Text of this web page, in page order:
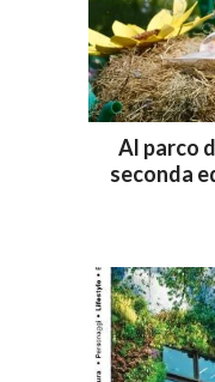
Al parco
seconda